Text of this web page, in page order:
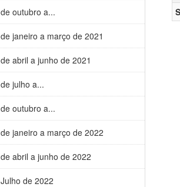
outubro a...
janeiro a março de 2021
abril a junho de 2021
julho a...
outubro a...
janeiro a março de 2022
abril a junho de 2022
de 2022